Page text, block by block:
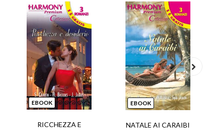
EBOOK
RICCHEZZA E
EBOOK
NATALE AI CARAIBI
Next